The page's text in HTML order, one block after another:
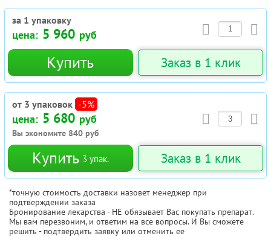
за 1 упаковку
цена: 5 960 руб
Купить Заказ в 1 клик
от 3 упаковок -5%
цена: 5 680 руб
Вы экономите 840 руб
Купить 3 упак. Заказ в 1 клик
*точную стоимость доставки назовет менеджер при
подтверждении заказа
Бронирование лекарства - НЕ обязывает Вас покупать препарат.
Мы вам перезвоним, и ответим на все вопросы. И Вы сможете
решить - подтвердить заявку или отменить ее